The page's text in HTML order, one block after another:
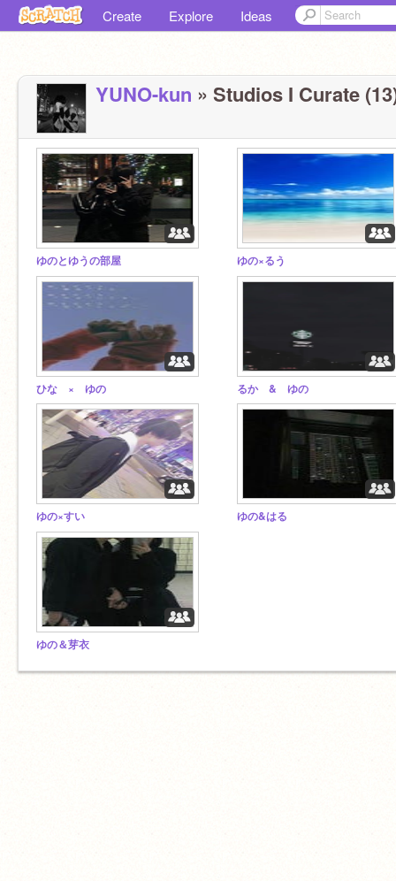
Create Explore Ideas
YUNO-kun » Studios I Curate
ゆのとゆうの部屋 ゆの×るう
ひな × ゆの るか & ゆの
ゆの×すい ゆの&はる
ゆの＆芽衣